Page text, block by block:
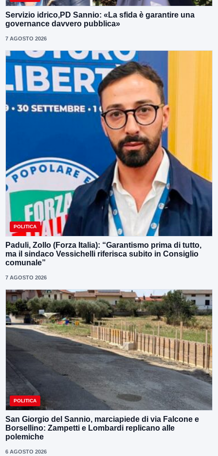
Servizio idrico,PD Sannio: «La sfida è garantire una
governance davvero pubblica»
7 AGOSTO 2026
POLITICA
Paduli, Zollo (Forza Italia): “Garantismo prima di tutto,
ma il sindaco Vessichelli riferisca subito in Consiglio
comunale”
7 AGOSTO 2026
POLITICA
San Giorgio del Sannio, marciapiede di via Falcone e
Borsellino: Zampetti e Lombardi replicano alle
polemiche
6 AGOSTO 2026